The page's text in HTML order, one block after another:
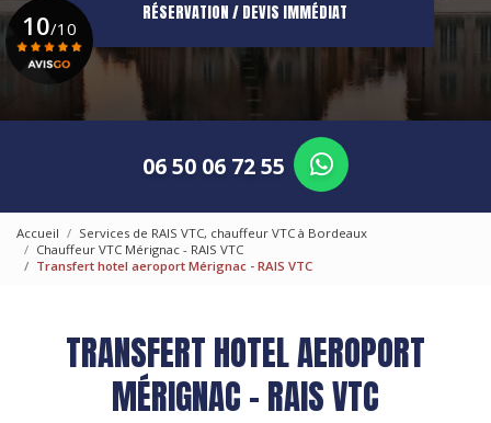
RÉSERVATION / DEVIS IMMÉDIAT
06 50 06 72 55
10/10
Accueil
Services de RAIS VTC, chauffeur VTC à Bordeaux
Chauffeur VTC Mérignac - RAIS VTC
Transfert hotel aeroport Mérignac - RAIS VTC
TRANSFERT HOTEL AEROPORT
MÉRIGNAC - RAIS VTC